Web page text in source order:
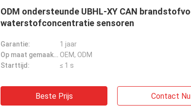
ODM ondersteunde UBHL-XY CAN
waterstofconcentratie sensoren
Garantie:
1 jaar
Op maat gemaakte ondersteuning: OEM, ODM
Starttijd:
≤ 1 s
Beste Prijs Contact Nu